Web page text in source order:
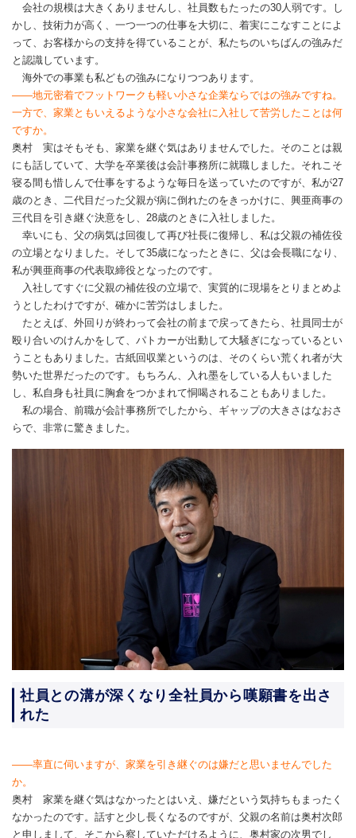
会社の規模は大きくありませんし、社員数もたったの30人弱です。し
かし、技術力が高く、一つ一つの仕事を大切に、着実にこなすことによ
って、お客様からの支持を得ていることが、私たちのいちばんの強みだ
と認識しています。
海外での事業も私どもの強みになりつつあります。
――地元密着でフットワークも軽い小さな企業ならではの強みですね。
一方で、家業ともいえるような小さな会社に入社して苦労したことは何
ですか。
奥村 実はそもそも、家業を継ぐ気はありませんでした。そのことは親
にも話していて、大学を卒業後は会計事務所に就職しました。それこそ
寝る間も惜しんで仕事をするような毎日を送っていたのですが、私が27
歳のとき、二代目だった父親が病に倒れたのをきっかけに、興亜商事の
三代目を引き継ぐ決意をし、28歳のときに入社しました。
幸いにも、父の病気は回復して再び社長に復帰し、私は父親の補佐役
の立場となりました。そして35歳になったときに、父は会長職になり、
私が興亜商事の代表取締役となったのです。
入社してすぐに父親の補佐役の立場で、実質的に現場をとりまとめよ
うとしたわけですが、確かに苦労はしました。
たとえば、外回りが終わって会社の前まで戻ってきたら、社員同士が
殴り合いのけんかをして、パトカーが出動して大騒ぎになっているとい
うこともありました。古紙回収業というのは、そのくらい荒くれ者が大
勢いた世界だったのです。もちろん、入れ墨をしている人もいました
し、私自身も社員に胸倉をつかまれて恫喝されることもありました。
私の場合、前職が会計事務所でしたから、ギャップの大きさはなおさ
らで、非常に驚きました。
社員との溝が深くなり全社員から嘆願書を出さ
れた
――率直に伺いますが、家業を引き継ぐのは嫌だと思いませんでした
か。
奥村 家業を継ぐ気はなかったとはいえ、嫌だという気持ちもまったく
なかったのです。話すと少し長くなるのですが、父親の名前は奥村次郎
と申しまして、そこから察していただけるように、奥村家の次男でし